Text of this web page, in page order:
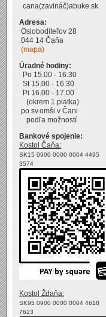
cana(zavináč)abuke.sk
Adresa:
Osloboditeľov 28
044 14 Čaňa
(mapa)
Úradné hodiny:
Po 15.00 - 16.30
St 15.00 - 16.30
Pi 16.00 - 17.00
(okrem 1.piatka)
po sv.omši v Čani
podľa možností
Bankové spojenie:
Kostol Čaňa:
SK15 0900 0000 0004 4495
3574
Kostol Ždaňa:
SK95 0900 0000 0004 4618
7623